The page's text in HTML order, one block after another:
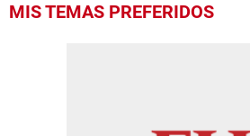
MIS TEMAS PREFERIDOS